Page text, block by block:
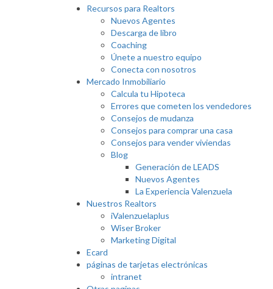
Recursos para Realtors
Nuevos Agentes
Descarga de libro
Coaching
Únete a nuestro equipo
Conecta con nosotros
Mercado Inmobiliario
Calcula tu Hipoteca
Errores que cometen los vendedores
Consejos de mudanza
Consejos para comprar una casa
Consejos para vender viviendas
Blog
Generación de LEADS
Nuevos Agentes
La Experiencia Valenzuela
Nuestros Realtors
iValenzuelaplus
Wiser Broker
Marketing Digital
Ecard
páginas de tarjetas electrónicas
intranet